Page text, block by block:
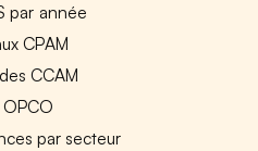
par année
CPAM
CCAM
OPCO
par secteur